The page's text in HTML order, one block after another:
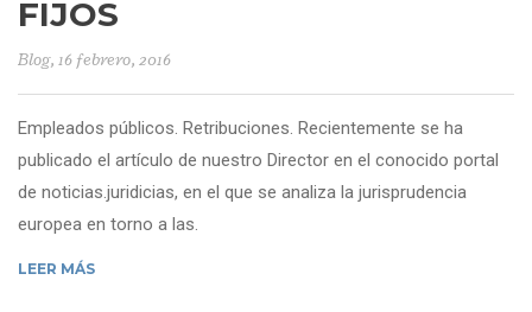
FIJOS
Blog, 16 febrero, 2016
Empleados públicos. Retribuciones. Recientemente se ha
publicado el artículo de nuestro Director en el conocido portal
de noticias.juridicias, en el que se analiza la jurisprudencia
europea en torno a las.
LEER MÁS